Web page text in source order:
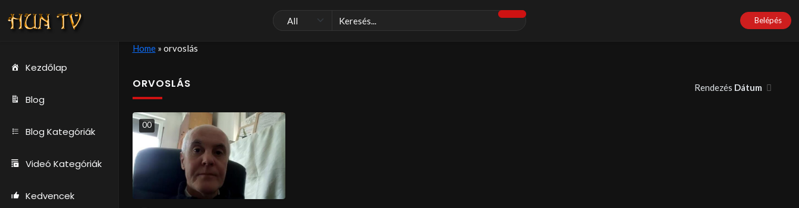
Belépés
Kezdőlap
Blog
Blog Kategóriák
Videó Kategóriák
Kedvencek
Home» orvoslás
ORVOSLÁS Rendezés Dátum
00